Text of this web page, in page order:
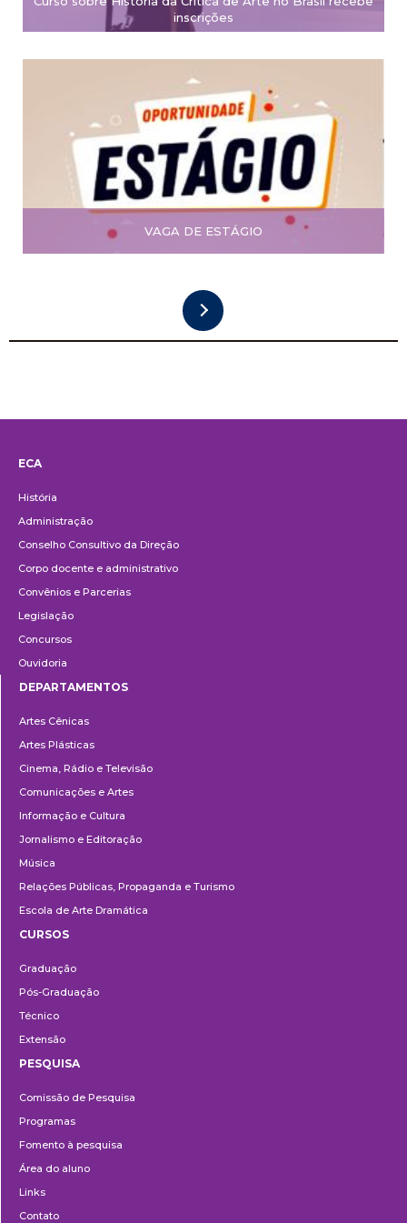
inscrições
VAGA DE ESTÁGIO
ECA
História
Administração
Conselho Consultivo da Direção
Corpo docente e administrativo
Convênios e Parcerias
Legislação
Concursos
Ouvidoria
DEPARTAMENTOS
Artes Cênicas
Artes Plásticas
Cinema, Rádio e Televisão
Comunicações e Artes
Informação e Cultura
Jornalismo e Editoração
Música
Relações Públicas, Propaganda e Turismo
Escola de Arte Dramática
CURSOS
Graduação
Pós-Graduação
Técnico
Extensão
PESQUISA
Comissão de Pesquisa
Programas
Fomento à pesquisa
Área do aluno
Links
Contato